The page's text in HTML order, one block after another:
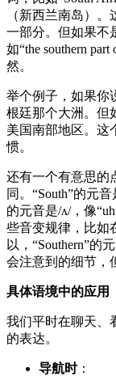
（新西兰南岛）
一部分。但如果不
如“the southern
然。
举个例子，如果你
根廷那个大洲。但
美国南部地区。这
惯。
还有一个有意思的
同。“South”的元音
的元音是/ʌ/，像
些音变规律，比如
以，“Southern”的
会注意到的细节，
具体语境中的应用
我们平时在聊天、
的表达。
导航时：